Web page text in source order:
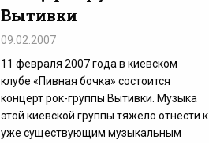
Вытивки
09.02.2007
11 февраля 2007 года в киевском
клубе «Пивная бочка» состоится
концерт рок-группы Вытивки. Музыка
этой киевской группы тяжело отнести к
уже существующим музыкальным